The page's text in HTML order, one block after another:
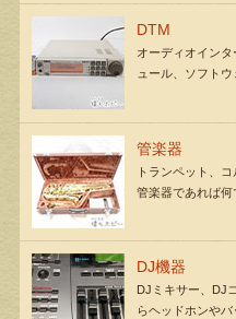
DTM
オーディオイン
ュール、ソフトウ
管楽器
トランペット、
管楽器であれば何
DJ機器
DJミキサー、DJ
らヘッドホンや